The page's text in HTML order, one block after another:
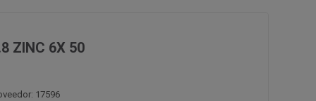
ZINC 6X 50
17596